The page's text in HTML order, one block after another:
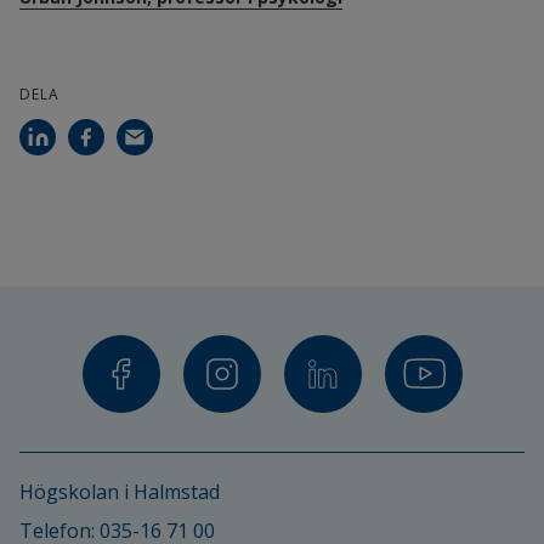
Projektdeltagare:
Virginia University
DELA
Högskolan i Halmstad
Telefon: 035-16 71 00